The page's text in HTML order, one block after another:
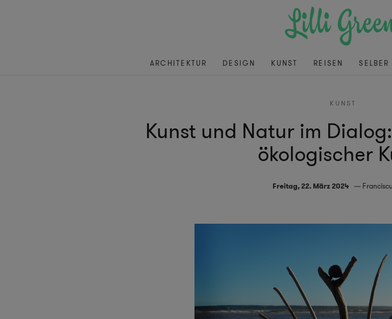
ARCHITEKTUR DESIGN KUNST REISEN
KUNST
Kunst und Natur im
ökologischer
Freitag, 22. März 2024